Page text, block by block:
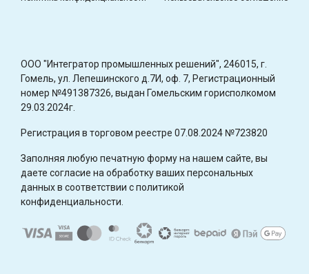
OOO "Интегратор промышленных решений", 246015, г.
Гомель, ул. Лепешинского д.7И, оф. 7, Регистрационный
номер №491387326, выдан Гомельским горисполкомом
29.03.2024г.
Регистрация в торговом реестре 07.08.2024 №723820
Заполняя любую печатную форму на нашем сайте, вы
даете согласие на обработку ваших персональных
данных в соответствии с политикой
конфиденциальности.